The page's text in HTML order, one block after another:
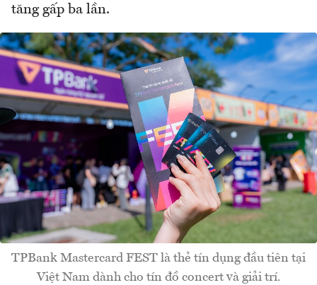
tăng gấp ba lần.
TPBank Mastercard FEST là thẻ tín dụng đầu tiên tại
Việt Nam dành cho tín đồ concert và giải trí.